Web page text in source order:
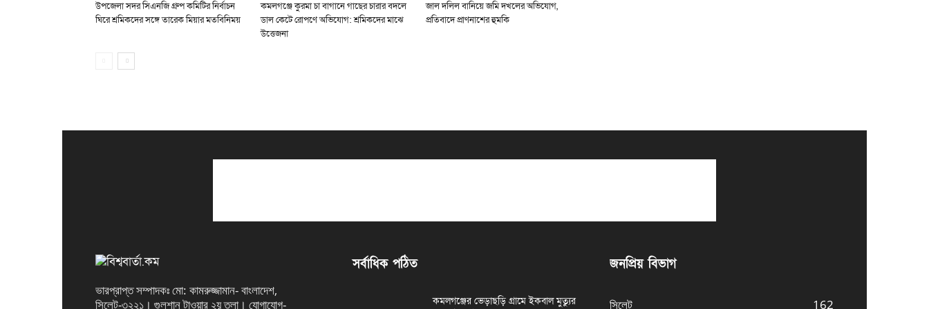
উপজেলা সদর সিএনজি গ্রুপ কমিটির নির্বাচন
ঘিরে শ্রমিকদের সঙ্গে তারেক মিয়ার মতবিনিময়
কমলগঞ্জে কুরমা চা বাগানে গাছের চারার বদলে
ডাল কেটে রোপণে অভিযোগ: শ্রমিকদের মাঝে
উত্তেজনা
জাল দলিল বানিয়ে জমি দখলের অভিযোগ,
প্রতিবাদে প্রাণনাশের হুমকি
ভারপ্রাপ্ত সম্পাদকঃ মো: কামরুজ্জামান- বাংলাদেশ,
সিলেট-৩২২১। গুলশান টাওয়ার ২য় তলা। যোগাযোগ-
সর্বাধিক পঠিত
কমলগঞ্জের ভেড়াছড়ি গ্রামে ইকবাল মুত্যুর
জনপ্রিয় বিভাগ
সিলেট 162